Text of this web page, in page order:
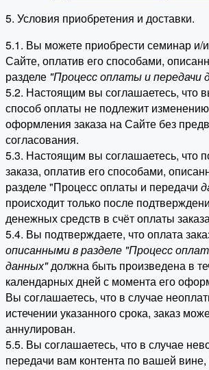
5. Условия приобретения и доставки.
5.1. Вы можете приобрести семинар и/
Сайте, оплатив его способами,
разделе "Процесс оплаты и передачи
5.2. Настоящим вы соглашаетесь, что
способ оплаты не подлежит
оформления заказа на Сайте без
согласования.
5.3. Настоящим вы соглашаетесь, что
заказа, оплатив его способами,
разделе "Процесс оплаты и передачи
происходит только после
денежных средств в счёт оплаты
5.4. Вы подтверждаете, что оплата
описанными в разделе "Процесс
данных"должна быть произведена в
календарных дней с момента его
Вы соглашаетесь, что в случае
истечении указанного срока, заказ
аннулирован.
5.5. Вы соглашаетесь, что в случае
передачи вам контента по вашей вине,